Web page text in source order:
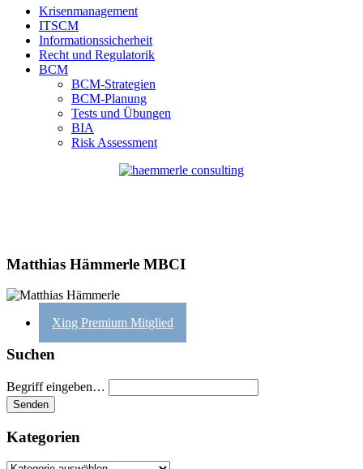
Krisenmanagement
ITSCM
Informationssicherheit
Recht und Regulatorik
BCM
BCM-Strategien
BCM-Planung
Tests und Übungen
BIA
Risk Assessment
Matthias Hämmerle MBCI
Xing Premium Mitglied
Suchen
Begriff eingeben…
Kategorien